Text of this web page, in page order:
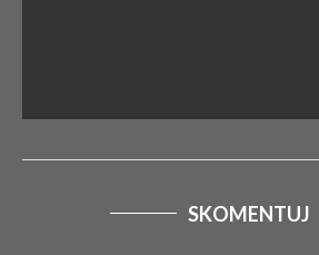
SKOMENTUJ